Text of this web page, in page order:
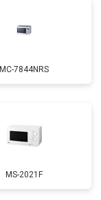
MC-7844NRS
MS-2021F